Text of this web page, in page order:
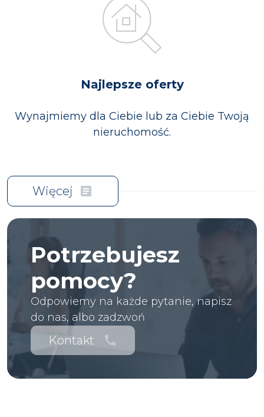
Najlepsze oferty
Wynajmiemy dla Ciebie lub za Ciebie Twoją
nieruchomość.
Więcej article
Potrzebujesz
pomocy?
Odpowiemy na każde pytanie, napisz
do nas, albo zadzwoń
Kontakt call